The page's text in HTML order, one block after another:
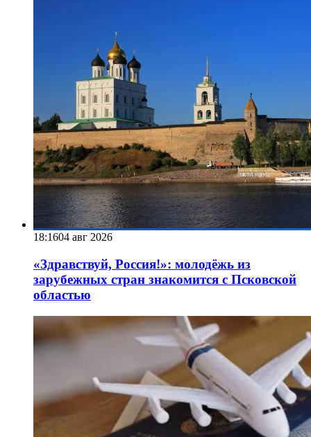
18:1604 авг 2026
«Здравствуй, Россия!»: молодёжь из
зарубежных стран знакомится с Псковской
областью